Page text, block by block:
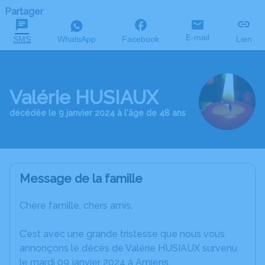
Partager
SMS WhatsApp Facebook E-mail Lien
Valérie HUSIAUX
décédée le 9 janvier 2024 à l'âge de 48 ans
Message de la famille
Chère famille, chers amis,
C’est avec une grande tristesse que nous vous
annonçons le décès de Valérie HUSIAUX survenu
le mardi 09 janvier 2024 à Amiens.